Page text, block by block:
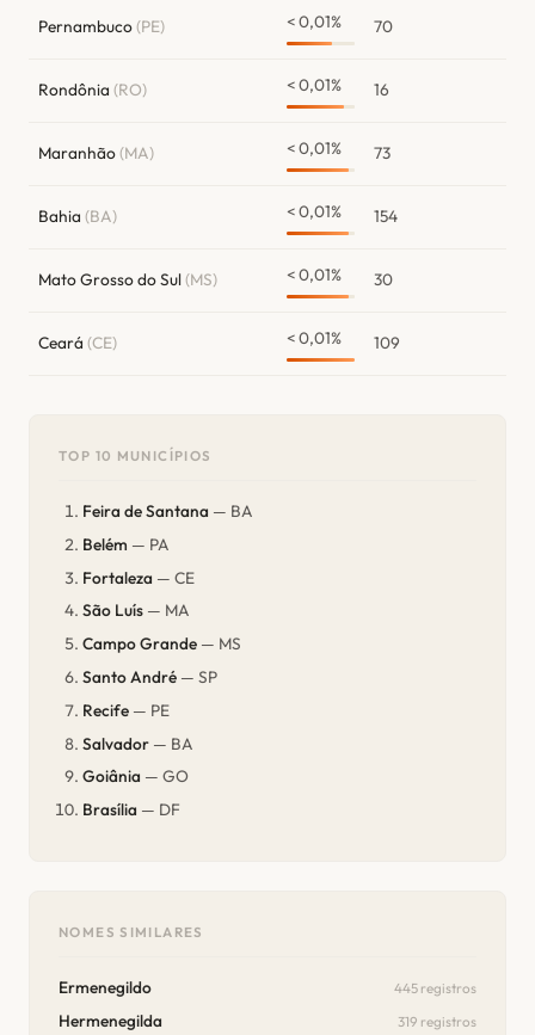
Pernambuco(PE) < 0,01% 70
Rondônia (RO) < 0,01% 16
Maranhão(MA) < 0,01% 73
Bahia (BA) < 0,01% 154
Mato Grosso do Sul(MS) < 0,01% 30
Ceará (CE) < 0,01% 109
TOP 10 MUNICÍPIOS
Feira de Santana — BA
Belém — PA
Fortaleza — CE
São Luís — MA
Campo Grande — MS
Santo André — SP
Recife — PE
Salvador — BA
Goiânia — GO
Brasília — DF
NOMES SIMILARES
Ermenegildo 445 registros
Hermenegilda 319 registros